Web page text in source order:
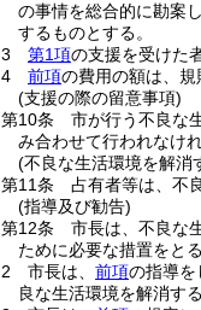
の事情を総合的に勘案
するものとする。
3
第1項の支援を受けた
4
前項の費用の額は、規
(支援の際の留意事項)
第10条
市が行う不良な
み合わせて行われなけ
(不良な生活環境を解消
第11条
占有者等は、不
(指導及び勧告)
第12条
市長は、不良な
ために必要な措置をと
2
市長は、 前項の指導を
良な生活環境を解消す